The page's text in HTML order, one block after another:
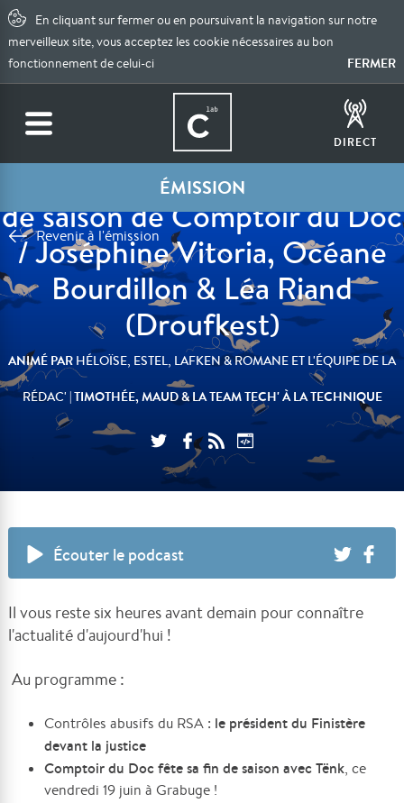
En cliquant sur fermer ou en poursuivant la navigation sur notre
merveilleux site, vous acceptez les cookie nécessaires au bon
fonctionnement de celui-ci
FERMER
DIRECT
ÉMISSION
Revenir à l'émission
Le président du Finistère
devant la justice / Fête de fin
de saison de Comptoir du Doc
/ Joséphine Vitoria, Océane
Bourdillon & Léa Riand
(Droufkest)
ANIMÉ PAR HÉLOÏSE, ESTEL, LAFKEN & ROMANE ET L'ÉQUIPE DE LA
RÉDAC' | TIMOTHÉE, MAUD & LA TEAM TECH' À LA TECHNIQUE
Écouter le podcast
Il vous reste six heures avant demain pour connaître
l'actualité d'aujourd'hui !
Au programme :
Contrôles abusifs du RSA : le président du Finistère
devant la justice
Comptoir du Doc fête sa fin de saison avec Tënk, ce
vendredi 19 juin à Grabuge !